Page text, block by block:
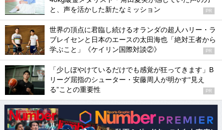
と、声を活かした新たなミッション
PR
世界の頂点に君臨し続けるオランダの超人ハリー・ラ
ブレイセンと日本のエースの太田海也「絶対王者から
学ぶこと」《ケイリン国際対談②》
PR
「少しぼやけているだけでも感覚が狂ってきます」B
リーグ屈指のシューター・安藤周人が明かす“見え
る”ことの重要性
PR